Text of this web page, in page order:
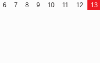
6 7 8 9 10 11 12 13